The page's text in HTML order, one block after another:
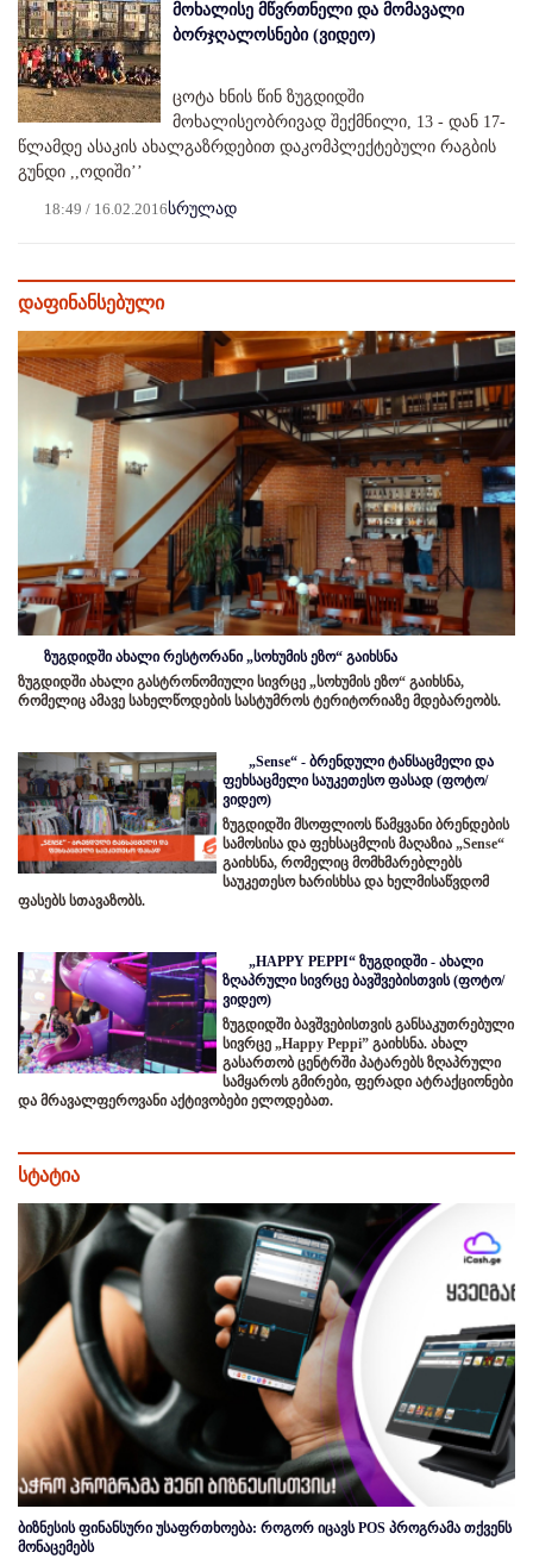
მოხალისე მწვრთნელი და მომავალი
ბორჯღალოსნები (ვიდეო)
ცოტა ხნის წინ ზუგდიდში
მოხალისეობრივად შექმნილი, 13 - დან 17-
წლამდე ასაკის ახალგაზრდებით დაკომპლექტებული რაგბის
გუნდი ,,ოდიში’’
18:49 / 16.02.2016სრულად
დაფინანსებული
ზუგდიდში ახალი რესტორანი „სოხუმის ეზო“ გაიხსნა
ზუგდიდში ახალი გასტრონომიული სივრცე „სოხუმის ეზო“ გაიხსნა,
რომელიც ამავე სახელწოდების სასტუმროს ტერიტორიაზე მდებარეობს.
„Sense“ - ბრენდული ტანსაცმელი და
ფეხსაცმელი საუკეთესო ფასად (ფოტო/
ვიდეო)
ზუგდიდში მსოფლიოს წამყვანი ბრენდების
სამოსისა და ფეხსაცმლის მაღაზია „Sense“
გაიხსნა, რომელიც მომხმარებლებს
საუკეთესო ხარისხსა და ხელმისაწვდომ
ფასებს სთავაზობს.
„HAPPY PEPPI“ ზუგდიდში - ახალი
ზღაპრული სივრცე ბავშვებისთვის (ფოტო/
ვიდეო)
ზუგდიდში ბავშვებისთვის განსაკუთრებული
სივრცე „Happy Peppi” გაიხსნა. ახალ
გასართობ ცენტრში პატარებს ზღაპრული
სამყაროს გმირები, ფერადი ატრაქციონები
და მრავალფეროვანი აქტივობები ელოდებათ.
სტატია
ბიზნესის ფინანსური უსაფრთხოება: როგორ იცავს POS პროგრამა თქვენს
მონაცემებს